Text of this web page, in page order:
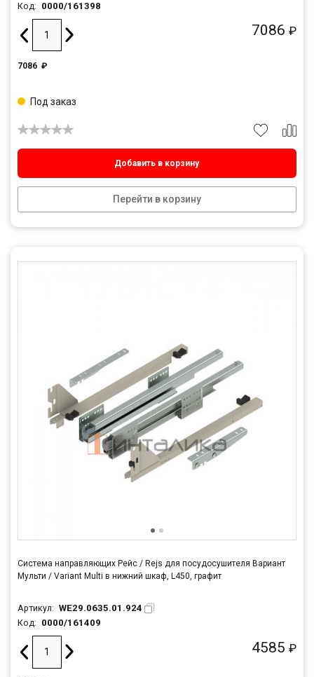
Код: 0000/161398
7086 ₽
7086 ₽
Добавить в корзину
Перейти в корзину
Под заказ
Система направляющих Рейс / Rejs для посудосушителя Вариант
Мульти / Variant Multi в нижний шкаф, L450, графит
Артикул: WE29.0635.01.924
Код: 0000/161409
4585 ₽